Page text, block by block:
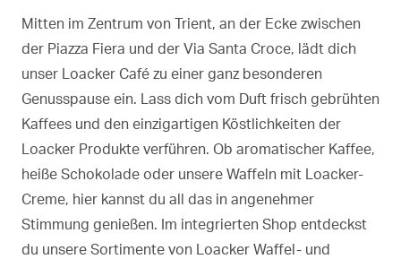
Mitten im Zentrum von Trient, an der Ecke zwischen
der Piazza Fiera und der Via Santa Croce, lädt dich
unser Loacker Café zu einer ganz besonderen
Genusspause ein. Lass dich vom Duft frisch gebrühten
Kaffees und den einzigartigen Köstlichkeiten der
Loacker Produkte verführen. Ob aromatischer Kaffee,
heiße Schokolade oder unsere Waffeln mit Loacker-
Creme, hier kannst du all das in angenehmer
Stimmung genießen. Im integrierten Shop entdeckst
du unsere Sortimente von Loacker Waffel- und